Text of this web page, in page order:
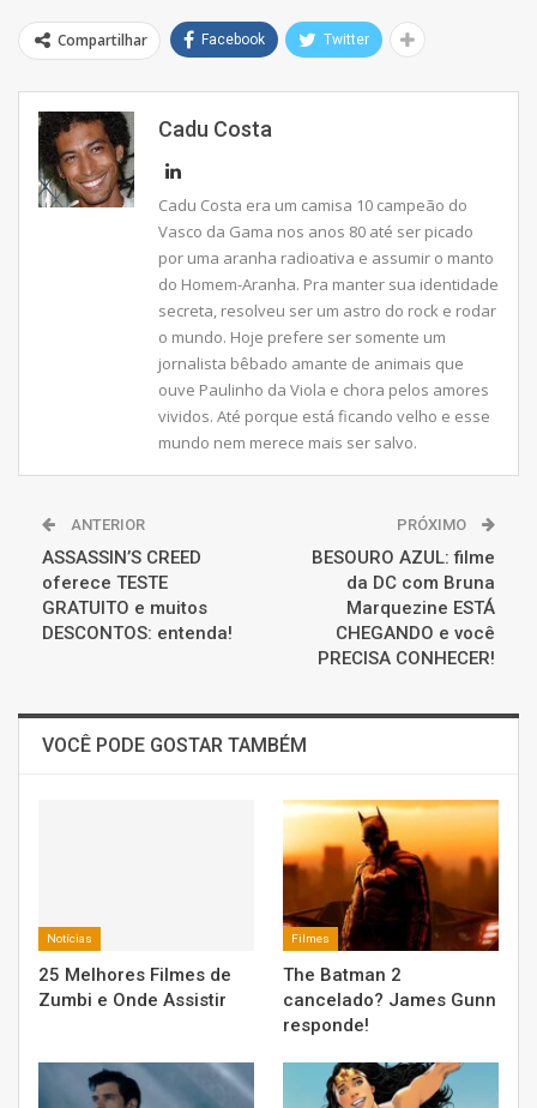
Compartilhar Facebook Twitter
Cadu Costa
Cadu Costa era um camisa 10 campeão do
Vasco da Gama nos anos 80 até ser picado
por uma aranha radioativa e assumir o manto
do Homem-Aranha. Pra manter sua identidade
secreta, resolveu ser um astro do rock e rodar
o mundo. Hoje prefere ser somente um
jornalista bêbado amante de animais que
ouve Paulinho da Viola e chora pelos amores
vividos. Até porque está ficando velho e esse
mundo nem merece mais ser salvo.
ANTERIOR
ASSASSIN’S CREED
oferece TESTE
GRATUITO e muitos
DESCONTOS: entenda!
PRÓXIMO
BESOURO AZUL: filme
da DC com Bruna
Marquezine ESTÁ
CHEGANDO e você
PRECISA CONHECER!
VOCÊ PODE GOSTAR TAMBÉM
Notícias
25 Melhores Filmes de
Zumbi e Onde Assistir
Filmes
The Batman 2
cancelado? James Gunn
responde!